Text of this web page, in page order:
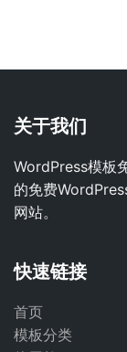
关于我们
WordPress模板
的免费
网站。
快速链接
首页
模板分类